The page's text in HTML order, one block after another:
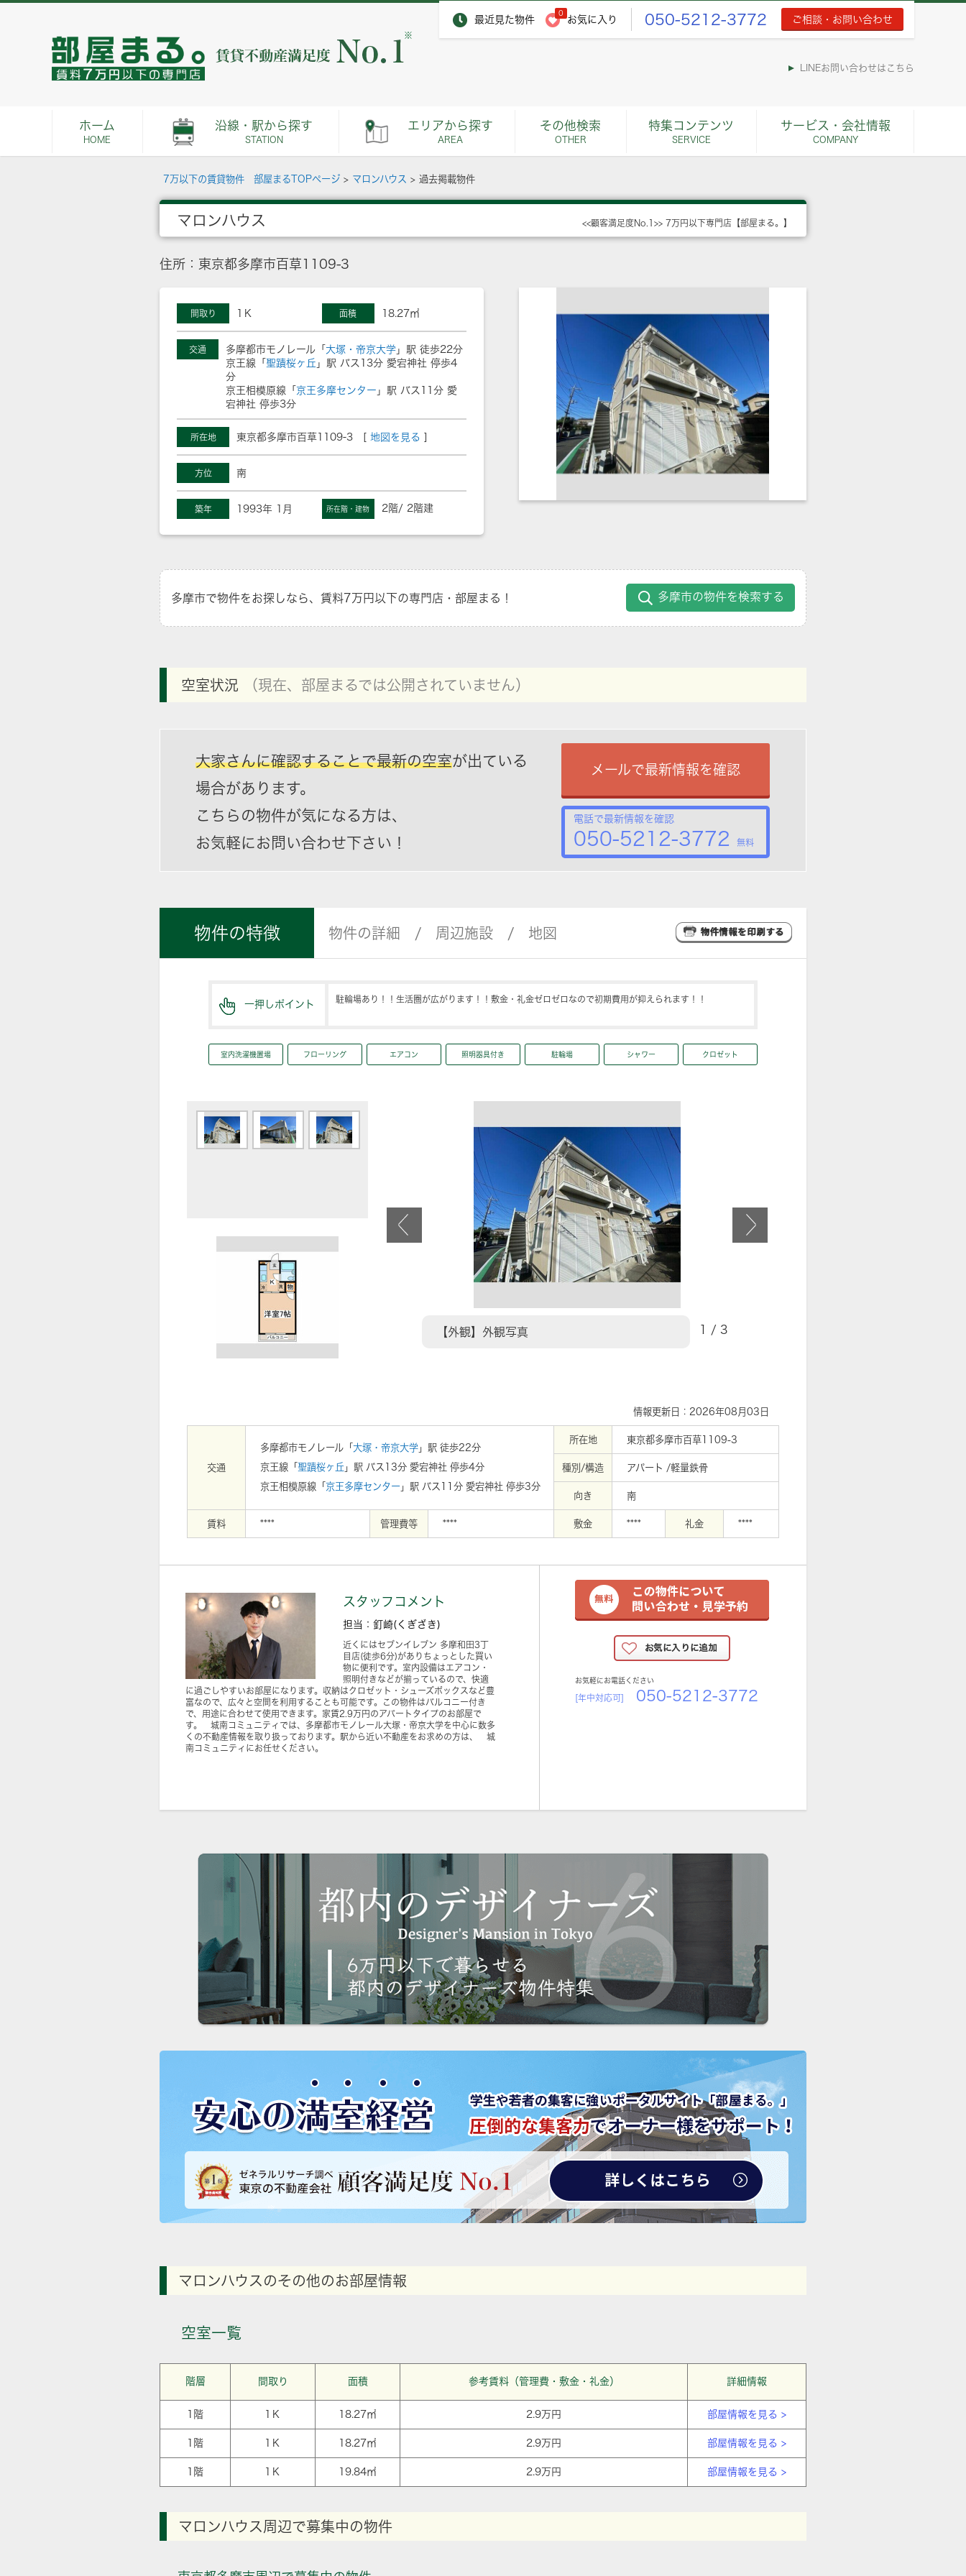
最近見た物件
0
お気に入り 050-5212-3772 ご相談・お問い合わせ
※
LINEお問い合わせはこちら
ホーム
HOME
沿線・駅から探す
STATION
エリアから探す
AREA
その他検索
OTHER
特集コンテンツ
SERVICE
サービス・会社情報
COMPANY
7万以下の賃貸物件 部屋まるTOPページ > マロンハウス > 過去掲載物件
マロンハウス <<顧客満足度No.1>> 7万円以下専門店【部屋まる。】
住所：東京都多摩市百草1109-3
間取り 1Ｋ 面積 18.27㎡
交通 多摩都市モノレール「 大塚・帝京大学 」駅 徒歩22分
京王線「 聖蹟桜ヶ丘 」駅 バス13分 愛宕神社 停歩4
分
京王相模原線「京王多摩センター 」駅 バス11分 愛
宕神社 停歩3分
所在地 東京都多摩市百草1109-3 [ 地図を見る
方位 南
築年 1993年 1月 所在階・建物 2階/ 2階建
多摩市で物件をお探しなら、賃料7万円以下の専門店・部屋まる！ 多摩市の物件を検索する
空室状況 （現在、部屋まるでは公開されていません）
大家さんに確認することで最新の空室が出ている
場合があります。
こちらの物件が気になる方は、
お気軽にお問い合わせ下さい！
メールで最新情報を確認
電話で最新情報を確認
050-5212-3772 無料
物件の特徴 物件の詳細 周辺施設 地図
一押しポイント 駐輪場あり！！生活圏が広がります！！敷金・礼金ゼロゼロなので初期費用が抑えられます！！
室内洗濯機置場 フローリング エアコン 照明器具付き 駐輪場 シャワー クロゼット
【外観】外観写真 1 / 3
情報更新日：2026年08月03日
交通
多摩都市モノレール「 大塚・帝京大学 」駅 徒歩22分
京王線「 聖蹟桜ヶ丘 」駅 バス13分 愛宕神社 停歩4分
京王相模原線「 京王多摩センター 」駅 バス11分 愛宕神社 停歩3分
所在地 東京都多摩市百草1109-3
種別/構造 アパート /軽量鉄骨
向き 南
賃料 **** 管理費等 **** 敷金 **** 礼金 ****
スタッフコメント
担当：釘崎(くぎざき)
近くにはセブンイレブン 多摩和田3丁
目店(徒歩6分)がありちょっとした買い
物に便利です。室内設備はエアコン・
照明付きなどが揃っているので、快適
に過ごしやすいお部屋になります。収納はクロゼット・シューズボックスなど豊
富なので、広々と空間を利用することも可能です。この物件はバルコニー付き
で、用途に合わせて使用できます。家賃2.9万円のアパートタイプのお部屋で
す。 城南コミュニティでは、多摩都市モノレール大塚・帝京大学を中心に数多
くの不動産情報を取り扱っております。駅から近い不動産をお求めの方は、 城
南コミュニティにお任せください。
お気軽にお電話ください
[年中対応可] 050-5212-3772
マロンハウスのその他のお部屋情報
空室一覧
階層 間取り 面積 参考賃料（管理費・敷金・礼金） 詳細情報
1階 1Ｋ 18.27㎡ 2.9万円 部屋情報を見る >
1階 1Ｋ 18.27㎡ 2.9万円 部屋情報を見る >
1階 1Ｋ 19.84㎡ 2.9万円 部屋情報を見る >
マロンハウス周辺で募集中の物件